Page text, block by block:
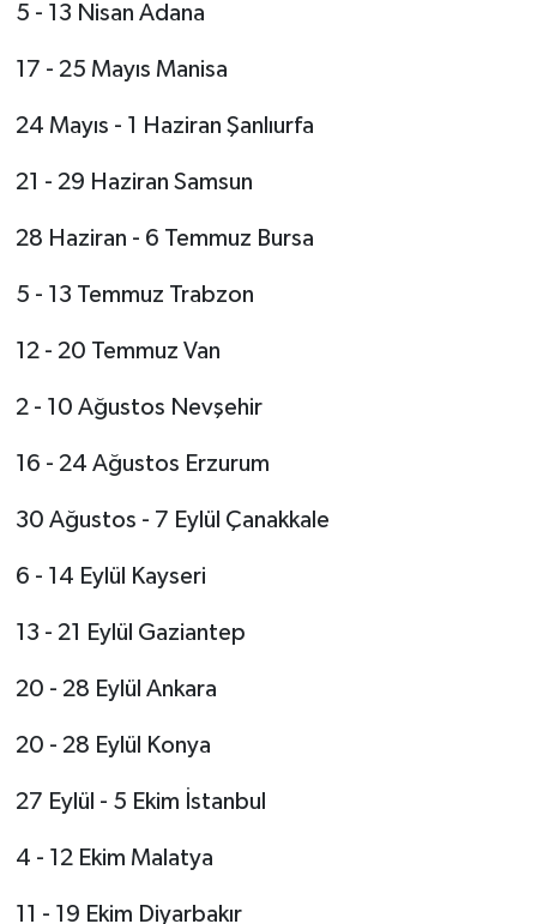
5 - 13 Nisan Adana
17 - 25 Mayıs Manisa
24 Mayıs - 1 Haziran Şanlıurfa
21 - 29 Haziran Samsun
28 Haziran - 6 Temmuz Bursa
5 - 13 Temmuz Trabzon
12 - 20 Temmuz Van
2 - 10 Ağustos Nevşehir
16 - 24 Ağustos Erzurum
30 Ağustos - 7 Eylül Çanakkale
6 - 14 Eylül Kayseri
13 - 21 Eylül Gaziantep
20 - 28 Eylül Ankara
20 - 28 Eylül Konya
27 Eylül - 5 Ekim İstanbul
4 - 12 Ekim Malatya
11 - 19 Ekim Diyarbakır